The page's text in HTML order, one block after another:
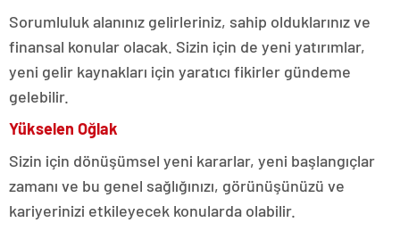
Sorumluluk alanınız gelirleriniz, sahip olduklarınız ve
finansal konular olacak. Sizin için de yeni yatırımlar,
yeni gelir kaynakları için yaratıcı fikirler gündeme
gelebilir.
Yükselen Oğlak
Sizin için dönüşümsel yeni kararlar, yeni başlangıçlar
zamanı ve bu genel sağlığınızı, görünüşünüzü ve
kariyerinizi etkileyecek konularda olabilir.